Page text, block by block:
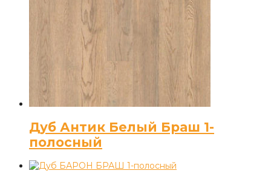
Дуб Антик Белый Браш 1-
полосный